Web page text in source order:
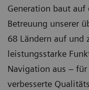
Generation baut auf
Betreuung unserer
68 Ländern auf und
leistungsstarke
Navigation aus –
verbesserte